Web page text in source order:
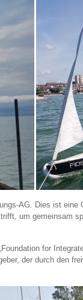
AG. Dies ist eine
um gemeinsam
for
der durch den